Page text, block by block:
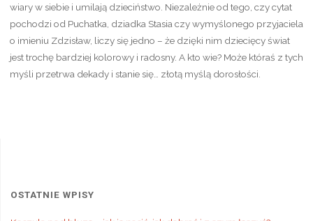
wiary w siebie i umilają dzieciństwo. Niezależnie od tego, czy cytat
pochodzi od Puchatka, dziadka Stasia czy wymyślonego przyjaciela
o imieniu Zdzisław, liczy się jedno – że dzięki nim dziecięcy świat
jest trochę bardziej kolorowy i radosny. A kto wie? Może któraś z tych
myśli przetrwa dekady i stanie się… złotą myślą dorosłości.
OSTATNIE WPISY